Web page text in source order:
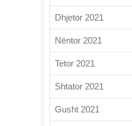
Dhjetor 2021
Nëntor 2021
Tetor 2021
Shtator 2021
Gusht 2021